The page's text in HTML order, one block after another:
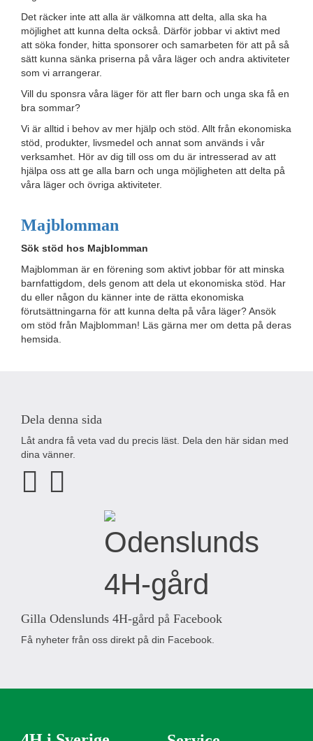
Det räcker inte att alla är välkomna att delta, alla ska ha
möjlighet att kunna delta också. Därför jobbar vi aktivt med
att söka fonder, hitta sponsorer och samarbeten för att på så
sätt kunna sänka priserna på våra läger och andra aktiviteter
som vi arrangerar.
Vill du sponsra våra läger för att fler barn och unga ska få en
bra sommar?
Vi är alltid i behov av mer hjälp och stöd. Allt från ekonomiska
stöd, produkter, livsmedel och annat som används i vår
verksamhet. Hör av dig till oss om du är intresserad av att
hjälpa oss att ge alla barn och unga möjligheten att delta på
våra läger och övriga aktiviteter.
Majblomman
Sök stöd hos Majblomman
Majblomman är en förening som aktivt jobbar för att minska
barnfattigdom, dels genom att dela ut ekonomiska stöd. Har
du eller någon du känner inte de rätta ekonomiska
förutsättningarna för att kunna delta på våra läger? Ansök
om stöd från Majblomman! Läs gärna mer om detta på deras
hemsida.
Dela denna sida
Låt andra få veta vad du precis läst. Dela den här sidan med
dina vänner.
Gilla Odenslunds 4H-gård på Facebook
Få nyheter från oss direkt på din Facebook.